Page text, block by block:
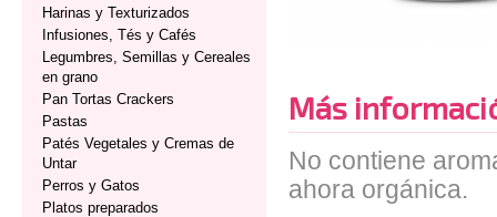
Harinas y Texturizados
Infusiones, Tés y Cafés
Legumbres, Semillas y Cereales
en grano
Pan Tortas Crackers
Pastas
Patés Vegetales y Cremas de
Untar
Perros y Gatos
Platos preparados
Más
No contiene
ahora orgánica.